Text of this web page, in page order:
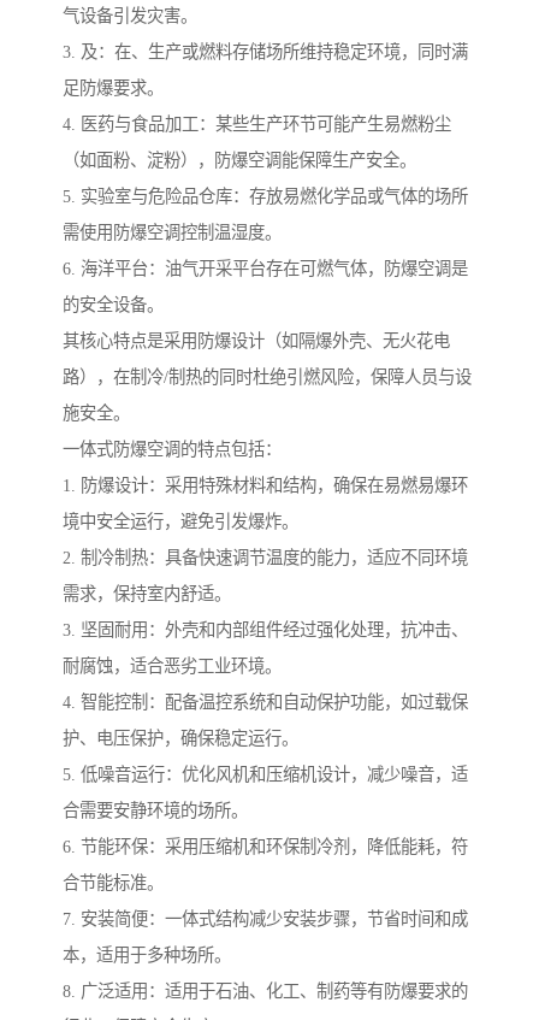
气设备引发灾害。
3. 及：在、生产或燃料存储场所维持稳定环境，同时满
足防爆要求。
4. 医药与食品加工：某些生产环节可能产生易燃粉尘
（如面粉、淀粉），防爆空调能保障生产安全。
5. 实验室与危险品仓库：存放易燃化学品或气体的场所
需使用防爆空调控制温湿度。
6. 海洋平台：油气开采平台存在可燃气体，防爆空调是
的安全设备。
其核心特点是采用防爆设计（如隔爆外壳、无火花电
路），在制冷/制热的同时杜绝引燃风险，保障人员与设
施安全。
一体式防爆空调的特点包括：
1. 防爆设计：采用特殊材料和结构，确保在易燃易爆环
境中安全运行，避免引发爆炸。
2. 制冷制热：具备快速调节温度的能力，适应不同环境
需求，保持室内舒适。
3. 坚固耐用：外壳和内部组件经过强化处理，抗冲击、
耐腐蚀，适合恶劣工业环境。
4. 智能控制：配备温控系统和自动保护功能，如过载保
护、电压保护，确保稳定运行。
5. 低噪音运行：优化风机和压缩机设计，减少噪音，适
合需要安静环境的场所。
6. 节能环保：采用压缩机和环保制冷剂，降低能耗，符
合节能标准。
7. 安装简便：一体式结构减少安装步骤，节省时间和成
本，适用于多种场所。
8. 广泛适用：适用于石油、化工、制药等有防爆要求的